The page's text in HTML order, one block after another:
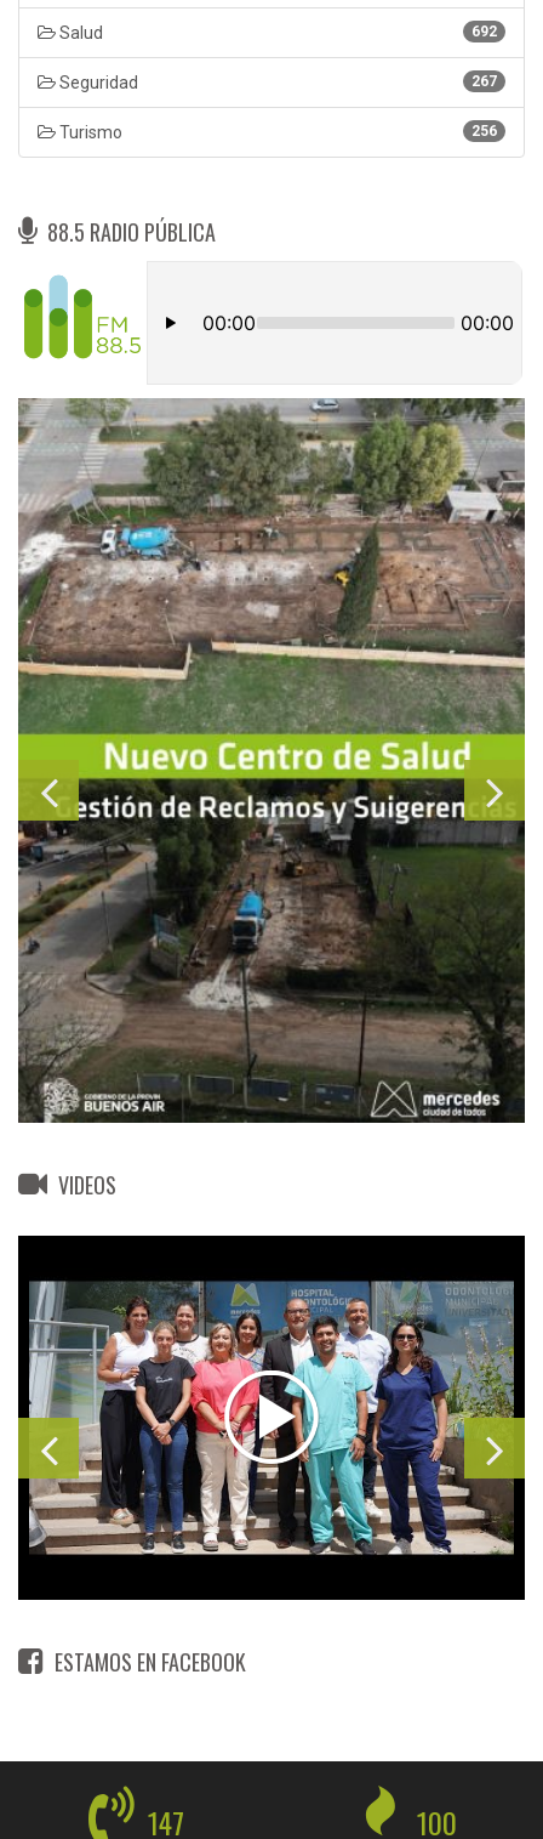
692
Salud
267
Seguridad
256
Turismo
88.5 RADIO PÚBLICA
VIDEOS
ESTAMOS EN FACEBOOK
147 100